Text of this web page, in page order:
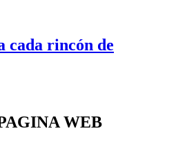
cada rincón de
WEB